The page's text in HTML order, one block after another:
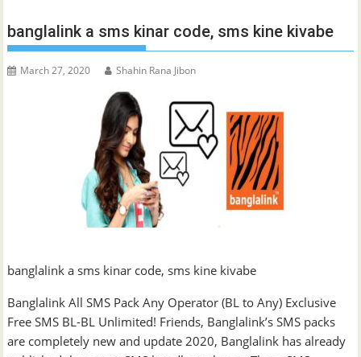
banglalink a sms kinar code, sms kine kivabe
March 27, 2020 Shahin Rana Jibon
banglalink a sms kinar code, sms kine kivabe
Banglalink All SMS Pack Any Operator (BL to Any) Exclusive
Free SMS BL-BL Unlimited! Friends, Banglalink’s SMS packs
are completely new and update 2020, Banglalink has already